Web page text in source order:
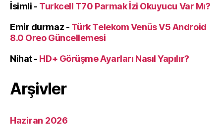
İsimli - Turkcell T70 Parmak İzi Okuyucu Var Mı?
Emir durmaz - Türk Telekom Venüs V5 Android
8.0 Oreo Güncellemesi
Nihat- HD+ Görüşme Ayarları Nasıl Yapılır?
Arşivler
Haziran 2026